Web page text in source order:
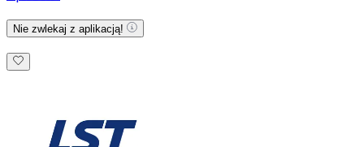
Nie zwlekaj z aplikacją!